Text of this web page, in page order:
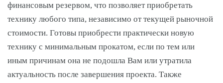
финансовым резервом, что позволяет приобретать
технику любого типа, независимо от текущей рыночной
стоимости. Готовы приобрести практически новую
технику с минимальным прокатом, если по тем или
иным причинам она не подошла Вам или утратила
актуальность после завершения проекта. Также